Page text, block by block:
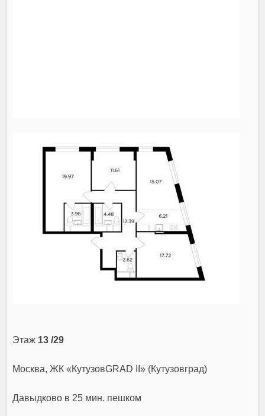
Этаж 13 /29
Москва, ЖК «КутузовGRAD II» (Кутузовград)
Давыдково в 25 мин. пешком